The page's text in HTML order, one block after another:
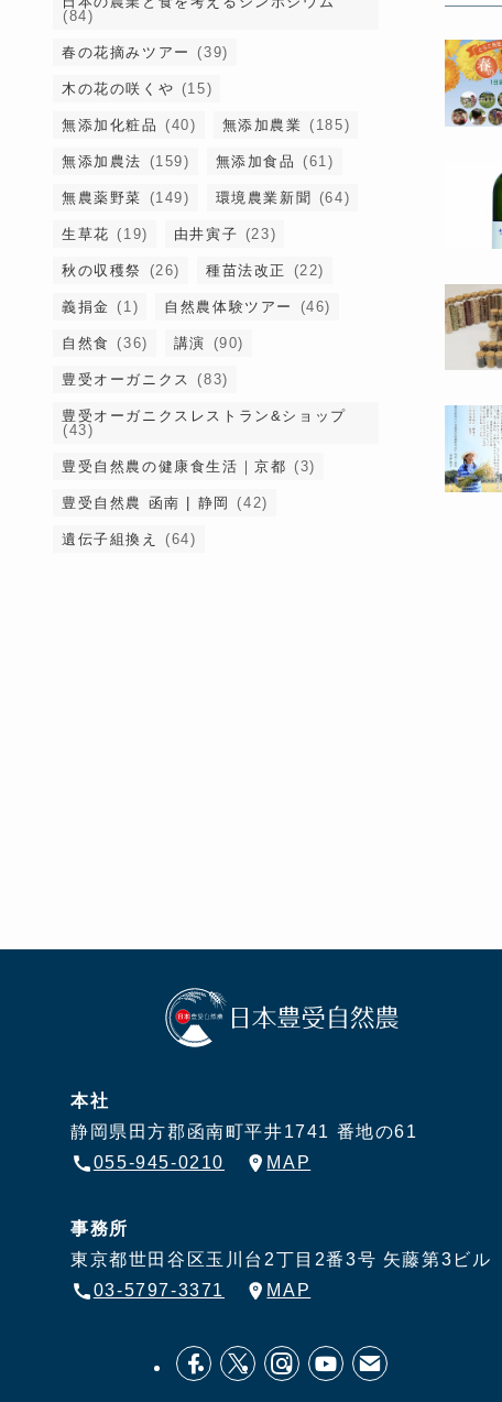
(84)
春の花摘みツアー (39)
木の花の咲くや (15)
無添加化粧品 (40) 無添加農業 (185)
無添加農法 (159) 無添加食品 (61)
無農薬野菜 (149) 環境農業新聞 (64)
生草花 (19) 由井寅子 (23)
秋の収穫祭 (26) 種苗法改正 (22)
義捐金 (1) 自然農体験ツアー (46)
自然食 (36) 講演 (90)
豊受オーガニクス (83)
豊受オーガニクスレストラン&ショップ
(43)
豊受自然農の健康食生活｜京都 (3)
豊受自然農 函南 | 静岡 (42)
遺伝子組換え (64)
本社
静岡県田方郡函南町平井1741 番地の61
055-945-0210
MAP
事務所
東京都世田谷区玉川台2丁目2番3号 矢藤第3ビル
03-5797-3371
MAP